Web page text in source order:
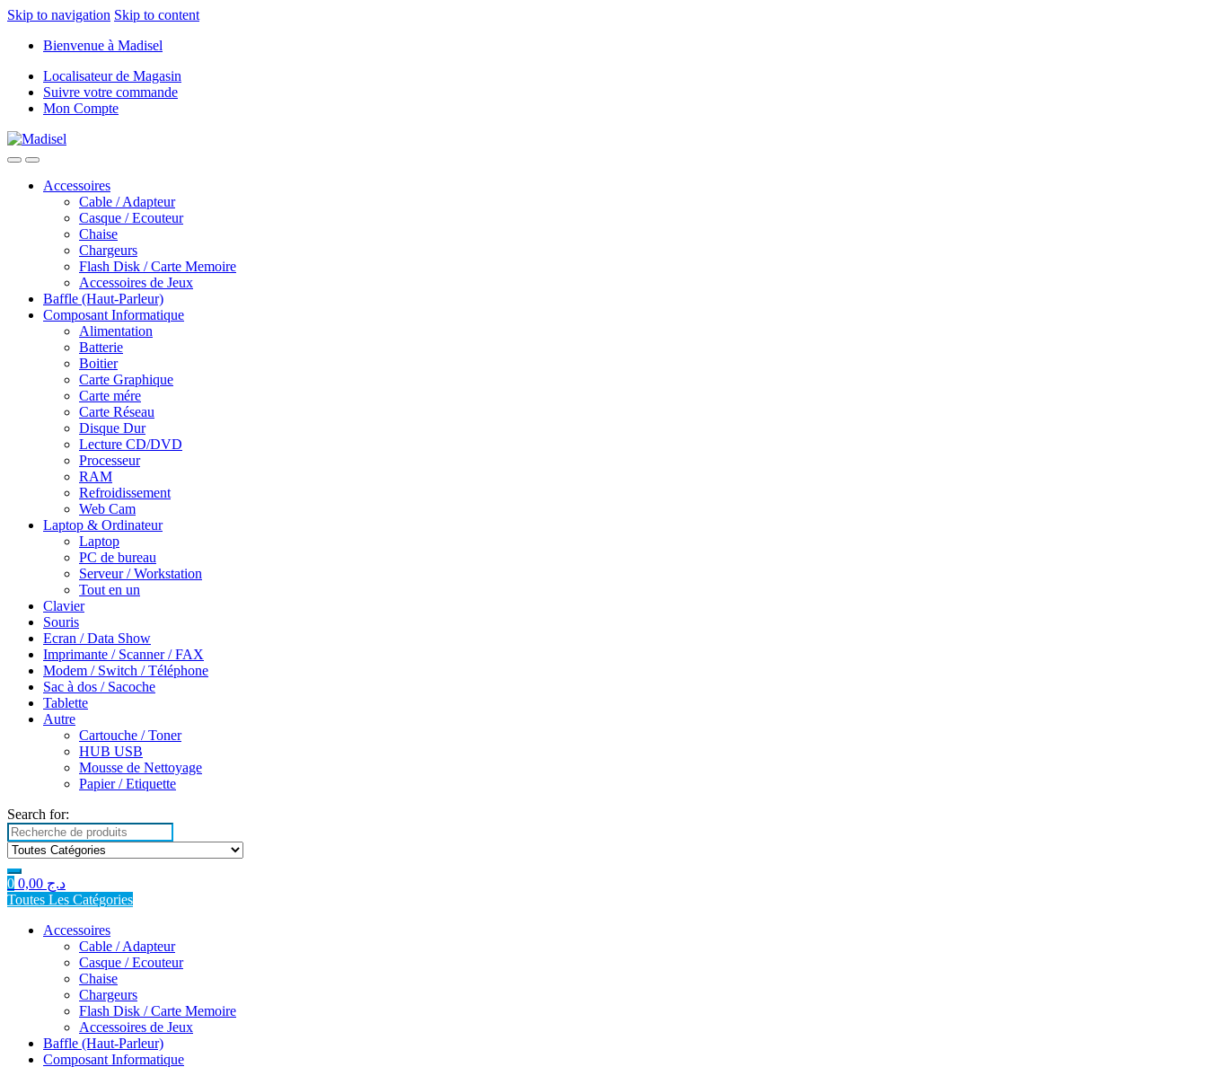
Skip to navigation Skip to content
Bienvenue à Madisel
Localisateur de Magasin
Suivre votre commande
Mon Compte
Accessoires
Cable / Adapteur
Casque / Ecouteur
Chaise
Chargeurs
Flash Disk / Carte Memoire
Accessoires de Jeux
Baffle (Haut-Parleur)
Composant Informatique
Alimentation
Batterie
Boitier
Carte Graphique
Carte mére
Carte Réseau
Disque Dur
Lecture CD/DVD
Processeur
RAM
Refroidissement
Web Cam
Laptop & Ordinateur
Laptop
PC de bureau
Serveur / Workstation
Tout en un
Clavier
Souris
Ecran / Data Show
Imprimante / Scanner / FAX
Modem / Switch / Téléphone
Sac à dos / Sacoche
Tablette
Autre
Cartouche / Toner
HUB USB
Mousse de Nettoyage
Papier / Etiquette
Search for:
0 د.ج
Toutes Les Catégories
Accessoires
Cable / Adapteur
Casque / Ecouteur
Chaise
Chargeurs
Flash Disk / Carte Memoire
Accessoires de Jeux
Baffle (Haut-Parleur)
Composant Informatique